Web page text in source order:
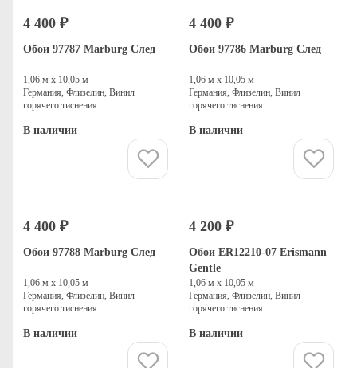
4 400 ₽
Обои 97787 Marburg След
1,06 м х 10,05 м
Германия, Флизелин, Винил
горячего тиснения
В наличии
4 400 ₽
Обои 97786 Marburg След
1,06 м х 10,05 м
Германия, Флизелин, Винил
горячего тиснения
В наличии
4 400 ₽
Обои 97788 Marburg След
1,06 м х 10,05 м
Германия, Флизелин, Винил
горячего тиснения
В наличии
4 200 ₽
Обои ER12210-07 Erismann
Gentle
1,06 м х 10,05 м
Германия, Флизелин, Винил
горячего тиснения
В наличии